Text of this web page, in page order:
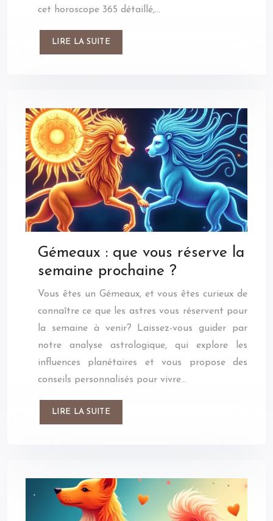
cet horoscope 365 détaillé,…
LIRE LA SUITE
Gémeaux : que vous réserve la
semaine prochaine ?
Vous êtes un Gémeaux, et vous êtes curieux de
connaître ce que les astres vous réservent pour
la semaine à venir? Laissez-vous guider par
notre analyse astrologique, qui explore les
influences planétaires et vous propose des
conseils personnalisés pour vivre…
LIRE LA SUITE